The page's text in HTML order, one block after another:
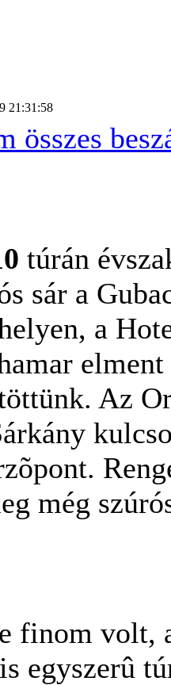
21:31:58
összes
túrán
sár a
a
Az
még
finom volt,
egyszerû